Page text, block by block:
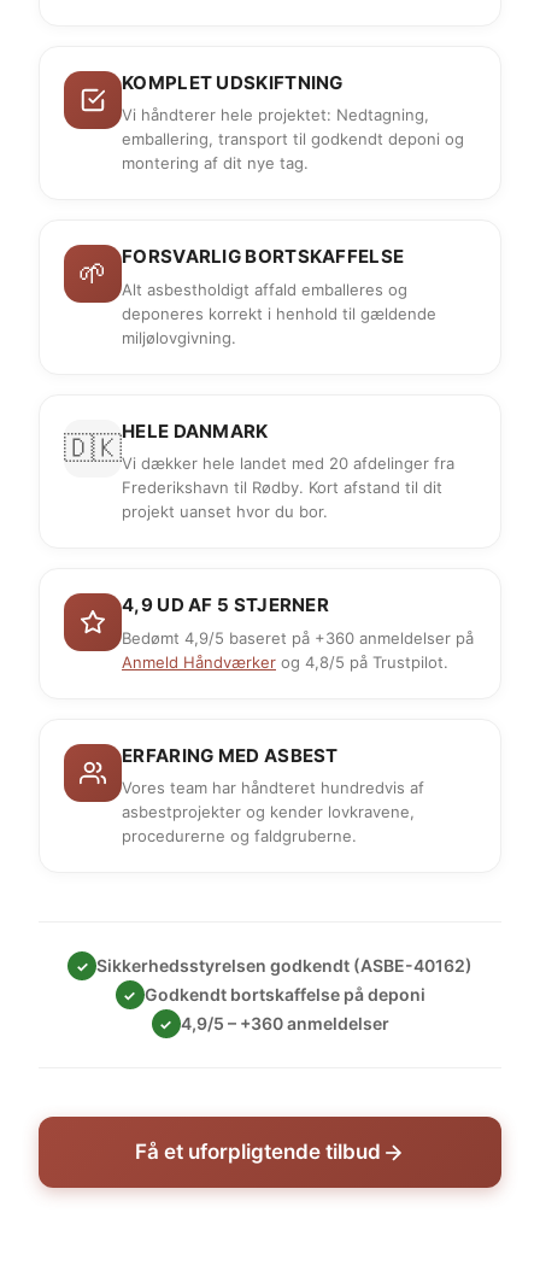
KOMPLET UDSKIFTNING
Vi håndterer hele projektet: Nedtagning,
emballering, transport til godkendt deponi og
montering af dit nye tag.
🌱 FORSVARLIG BORTSKAFFELSE
Alt asbestholdigt affald emballeres og
deponeres korrekt i henhold til gældende
miljølovgivning.
🇩🇰HELE DANMARK
Vi dækker hele landet med 20 afdelinger fra
Frederikshavn til Rødby. Kort afstand til dit
projekt uanset hvor du bor.
4,9 UD AF 5 STJERNER
Bedømt 4,9/5 baseret på +360 anmeldelser på
Anmeld Håndværker og 4,8/5 på Trustpilot.
ERFARING MED ASBEST
Vores team har håndteret hundredvis af
asbestprojekter og kender lovkravene,
procedurerne og faldgruberne.
✓ Sikkerhedsstyrelsen godkendt (ASBE-40162)
✓ Godkendt bortskaffelse på deponi
✓ 4,9/5 – +360 anmeldelser
Få et uforpligtende tilbud